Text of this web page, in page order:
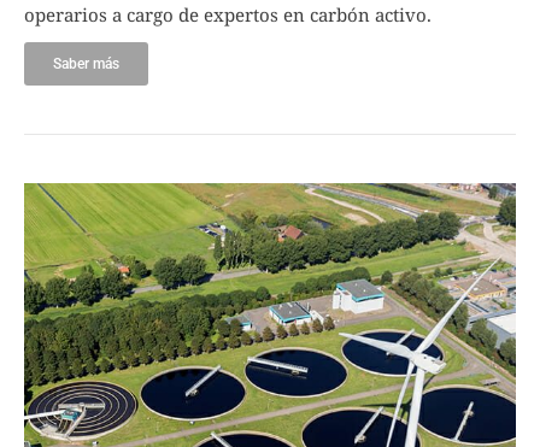
operarios a cargo de expertos en carbón activo.
Saber más